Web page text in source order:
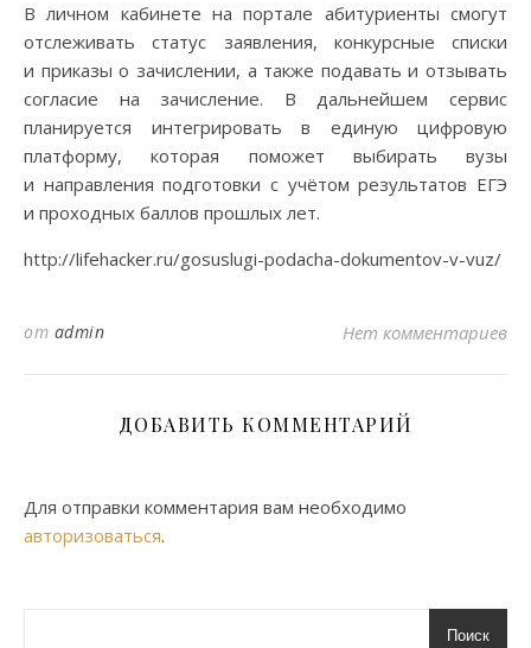
В личном кабинете на портале абитуриенты смогут
отслеживать статус заявления, конкурсные списки
и приказы о зачислении, а также подавать и отзывать
согласие на зачисление. В дальнейшем сервис
планируется интегрировать в единую цифровую
платформу, которая поможет выбирать вузы
и направления подготовки с учётом результатов ЕГЭ
и проходных баллов прошлых лет.
http://lifehacker.ru/gosuslugi-podacha-dokumentov-v-vuz/
от admin Нет комментариев
ДОБАВИТЬ КОММЕНТАРИЙ
Для отправки комментария вам необходимо
авторизоваться.
Поиск